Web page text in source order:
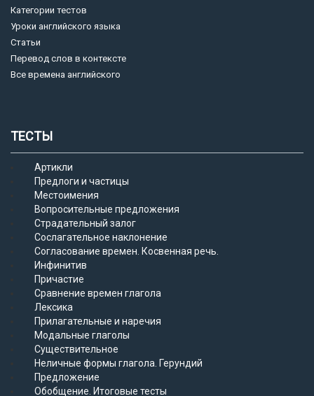
Категории тестов
Уроки английского языка
Статьи
Перевод слов в контексте
Все времена английского
ТЕСТЫ
Артикли
Предлоги и частицы
Местоимения
Вопросительные предложения
Страдательный залог
Сослагательное наклонение
Согласование времен. Косвенная речь.
Инфинитив
Причастие
Сравнение времен глагола
Лексика
Прилагательные и наречия
Модальные глаголы
Существительное
Неличные формы глагола. Герундий
Предложение
Обобщение. Итоговые тесты